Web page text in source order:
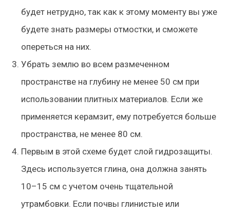
будет нетрудно, так как к этому моменту вы уже
будете знать размеры отмостки, и сможете
опереться на них.
Убрать землю во всем размеченном
пространстве на глубину не менее 50 см при
использовании плитных материалов. Если же
применяется керамзит, ему потребуется больше
пространства, не менее 80 см.
Первым в этой схеме будет слой гидрозащиты.
Здесь используется глина, она должна занять
10–15 см с учетом очень тщательной
утрамбовки. Если почвы глинистые или